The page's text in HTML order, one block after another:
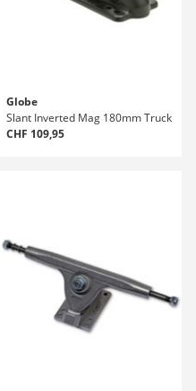
Globe
Slant Inverted Mag 180mm Truck
CHF 109,95